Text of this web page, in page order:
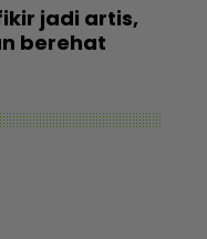
jadi artis,
berehat